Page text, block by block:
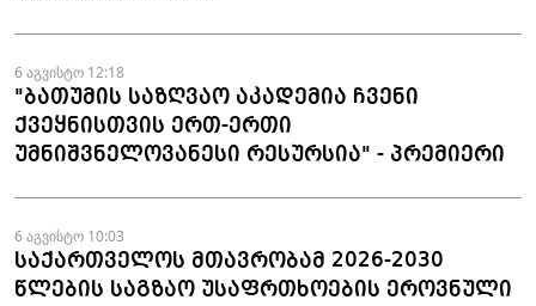
6 აგვისტო 12:18
"ბათუმის საზღვაო აკადემია ჩვენი
ქვეყნისთვის ერთ-ერთი
უმნიშვნელოვანესი რესურსია" - პრემიერი
6 აგვისტო 10:03
საქართველოს მთავრობამ 2026-2030
წლების საგზაო უსაფრთხოების ეროვნული